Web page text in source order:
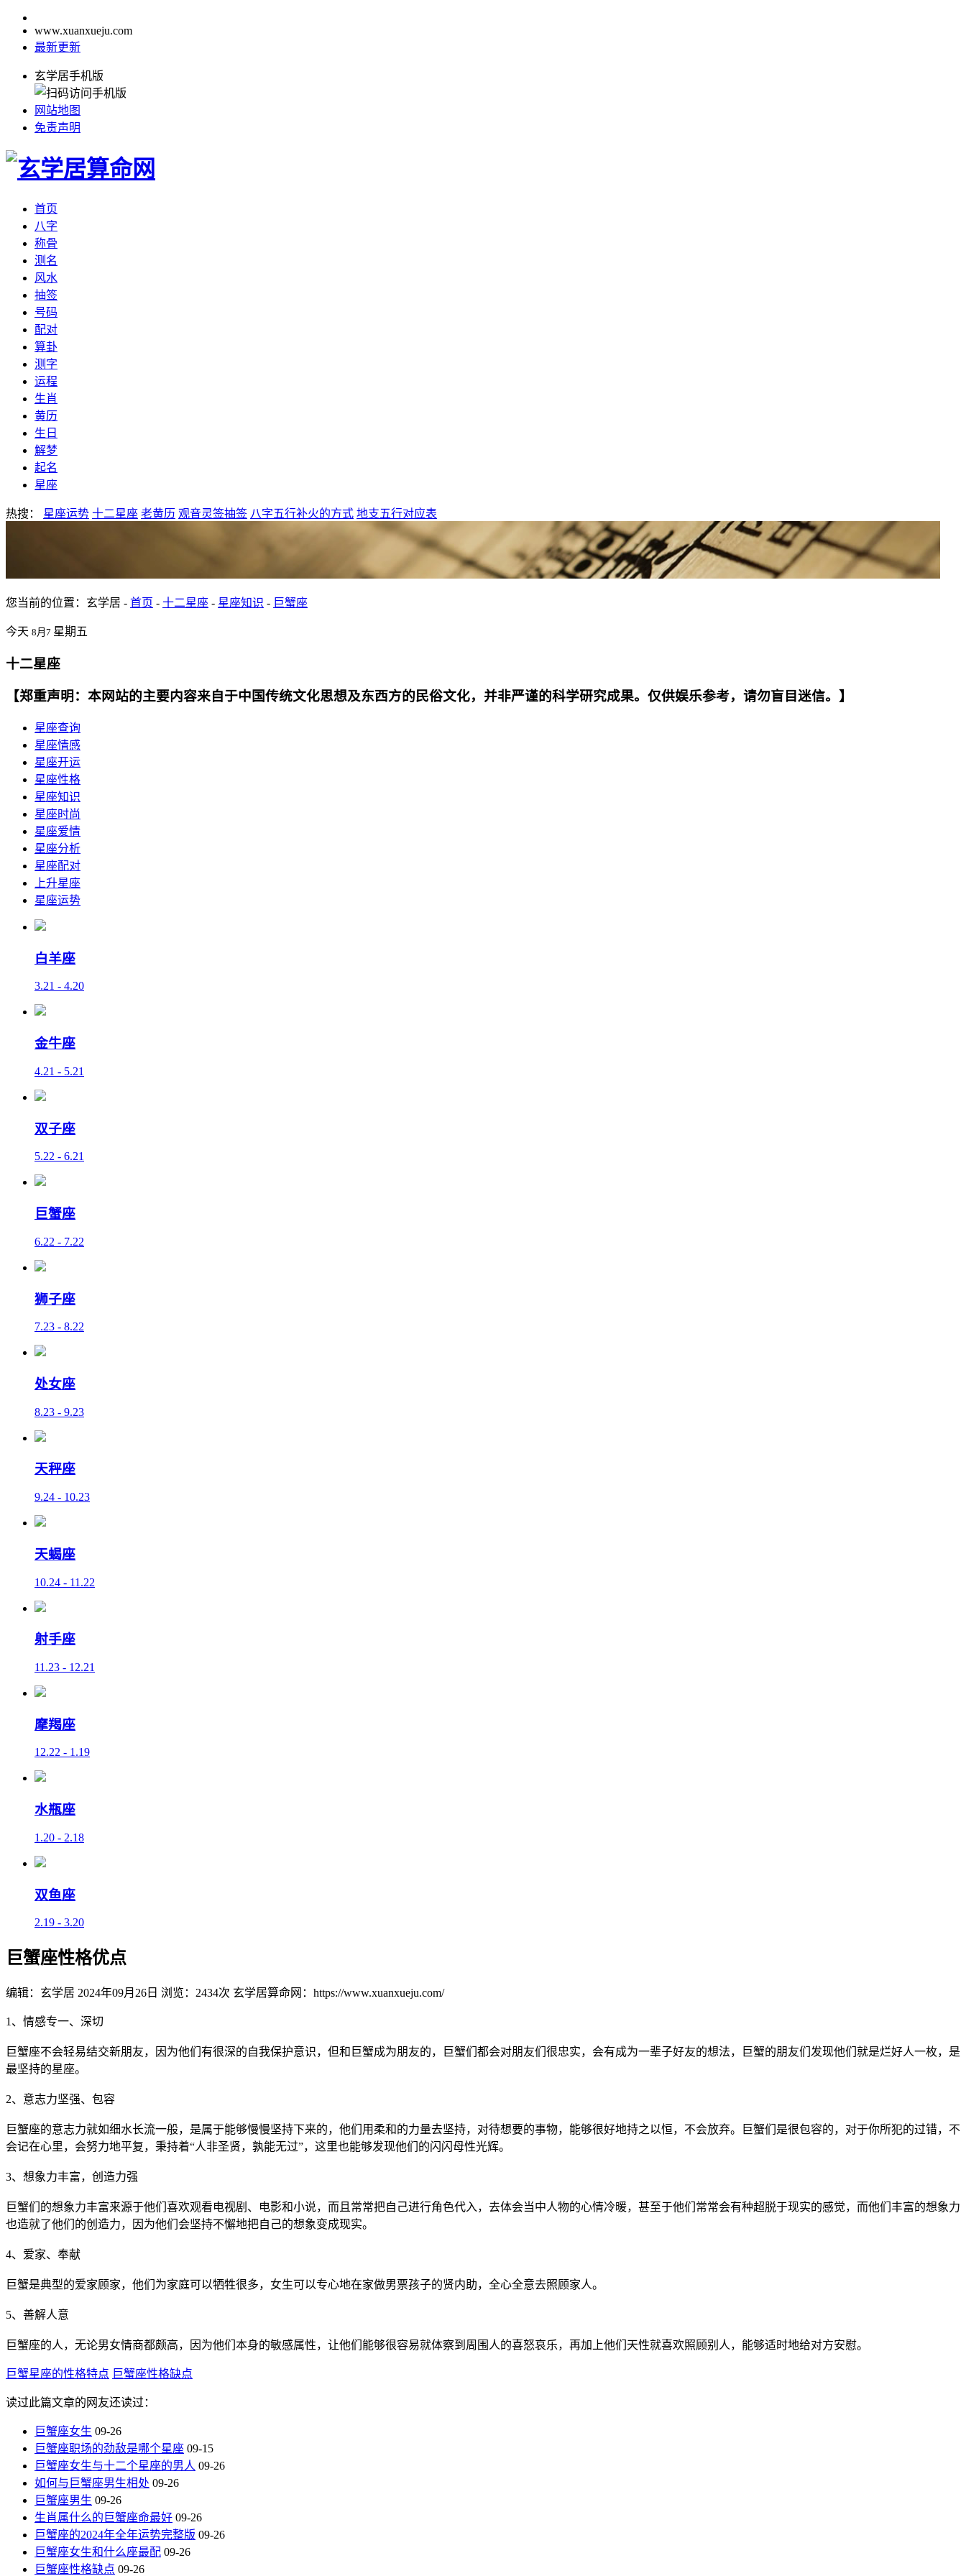
www.xuanxueju.com
最新更新
玄学居手机版
网站地图
免责声明
首页
八字
称骨
测名
风水
抽签
号码
配对
算卦
测字
运程
生肖
黄历
生日
解梦
起名
星座
热搜： 星座运势 十二星座 老黄历 观音灵签抽签 八字五行补火的方式 地支五行对应表
您当前的位置：玄学居 - 首页 - 十二星座 - 星座知识 - 巨蟹座
今天 8月7 星期五
十二星座
【郑重声明：本网站的主要内容来自于中国传统文化思想及东西方的民俗文化，并非严谨的科学研究成果。仅供娱乐参考，请勿盲目迷信。】
星座查询
星座情感
星座开运
星座性格
星座知识
星座时尚
星座爱情
星座分析
星座配对
上升星座
星座运势
白羊座
3.21 - 4.20
金牛座
4.21 - 5.21
双子座
5.22 - 6.21
巨蟹座
6.22 - 7.22
狮子座
7.23 - 8.22
处女座
8.23 - 9.23
天秤座
9.24 - 10.23
天蝎座
10.24 - 11.22
射手座
11.23 - 12.21
摩羯座
12.22 - 1.19
水瓶座
1.20 - 2.18
双鱼座
2.19 - 3.20
巨蟹座性格优点
编辑：玄学居 2024年09月26日 浏览：2434次 玄学居算命网：https://www.xuanxueju.com/
1、情感专一、深切
巨蟹座不会轻易结交新朋友，因为他们有很深的自我保护意识，但和巨蟹成为朋友的，巨蟹们都会对朋友们很忠实，会有成为一辈子好友的想法，巨蟹的朋友们发现他们就是烂好人一枚，是
最坚持的星座。
2、意志力坚强、包容
巨蟹座的意志力就如细水长流一般，是属于能够慢慢坚持下来的，他们用柔和的力量去坚持，对待想要的事物，能够很好地持之以恒，不会放弃。巨蟹们是很包容的，对于你所犯的过错，不
会记在心里，会努力地平复，秉持着“人非圣贤，孰能无过”，这里也能够发现他们的闪闪母性光辉。
3、想象力丰富，创造力强
巨蟹们的想象力丰富来源于他们喜欢观看电视剧、电影和小说，而且常常把自己进行角色代入，去体会当中人物的心情冷暖，甚至于他们常常会有种超脱于现实的感觉，而他们丰富的想象力
也造就了他们的创造力，因为他们会坚持不懈地把自己的想象变成现实。
4、爱家、奉献
巨蟹是典型的爱家顾家，他们为家庭可以牺牲很多，女生可以专心地在家做男票孩子的贤内助，全心全意去照顾家人。
5、善解人意
巨蟹座的人，无论男女情商都颇高，因为他们本身的敏感属性，让他们能够很容易就体察到周围人的喜怒哀乐，再加上他们天性就喜欢照顾别人，能够适时地给对方安慰。
巨蟹星座的性格特点 巨蟹座性格缺点
读过此篇文章的网友还读过：
巨蟹座女生 09-26
巨蟹座职场的劲敌是哪个星座 09-15
巨蟹座女生与十二个星座的男人 09-26
如何与巨蟹座男生相处 09-26
巨蟹座男生 09-26
生肖属什么的巨蟹座命最好 09-26
巨蟹座的2024年全年运势完整版 09-26
巨蟹座女生和什么座最配 09-26
巨蟹座性格缺点 09-26